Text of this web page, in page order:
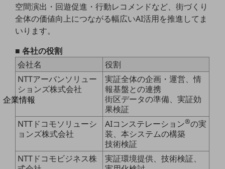
法人向けモバイルトップ
はじめての方へ
サービス・商品を探す
新規会員登録/ログインはこちら
別ウィンドウで開きます
企業情報
会社案内
会社案内TOP
空間演出・回遊促進・行動レコメンドなど、街づくり
全体の価値向上につながる幅広いAI活用を推進してま
いります。
■ 各社の役割
会社名
役割
NTTアーバンソリュー
ションズ株式会社
実証全体の企画・運営、情
報基盤との連携
街区データの準備、実証効
果検証
NTTドコモソリューシ
ョンズ株式会社
AIコンステレーション®の実
装、本システムの構築
技術検証
NTTドコモビジネス株
実証環境提供、技術検証、